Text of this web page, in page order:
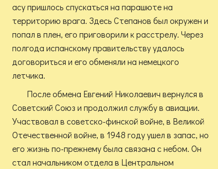
асу пришлось спускаться на парашюте на
территорию врага. Здесь Степанов был окружен и
попал в плен, его приговорили к расстрелу. Через
полгода испанскому правительству удалось
договориться и его обменяли на немецкого
летчика.
После обмена Евгений Николаевич вернулся в
Советский Союз и продолжил службу в авиации.
Участвовал в советско-финской войне, в Великой
Отечественной войне, в 1948 году ушел в запас, но
его жизнь по-прежнему была связана с небом. Он
стал начальником отдела в Центральном